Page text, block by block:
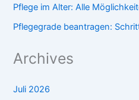
Pflege im Alter: Alle
Pflegegrade beantragen:
Archives
Juli 2026